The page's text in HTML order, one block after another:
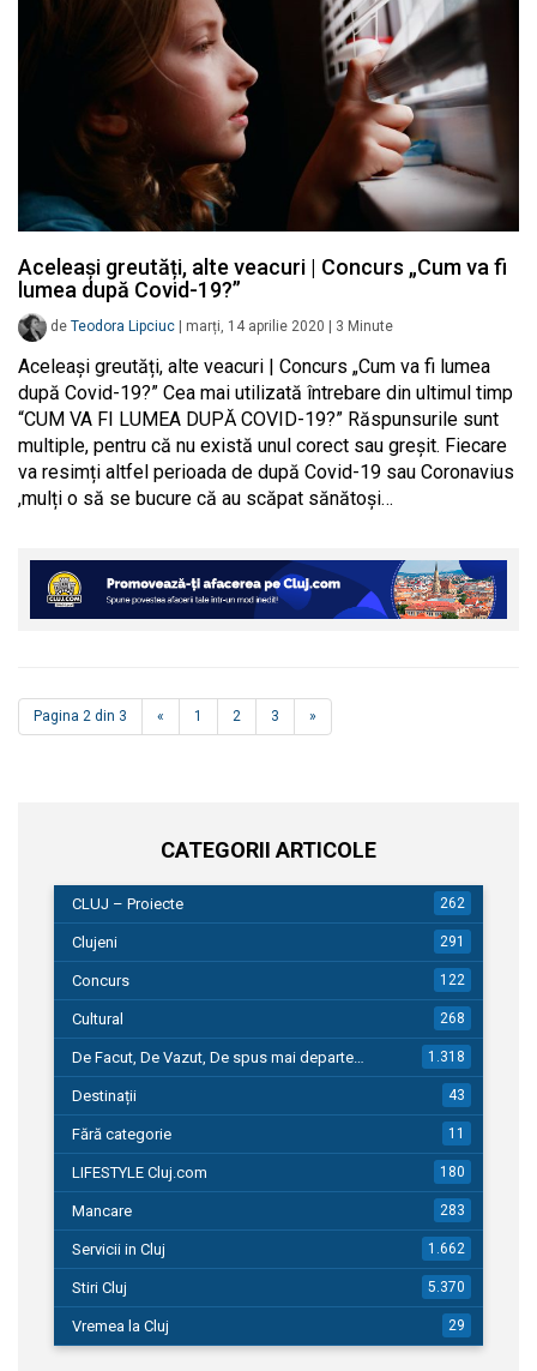
Aceleași greutăți, alte veacuri | Concurs „Cum va fi
lumea după Covid-19?”
de Teodora Lipciuc marți, 14 aprilie 2020 3 Minute
Aceleași greutăți, alte veacuri | Concurs „Cum va fi lumea
după Covid-19?” Cea mai utilizată întrebare din ultimul timp
“CUM VA FI LUMEA DUPĂ COVID-19?” Răspunsurile sunt
multiple, pentru că nu există unul corect sau greșit. Fiecare
va resimți altfel perioada de după Covid-19 sau Coronavius
,mulți o să se bucure că au scăpat sănătoși…
Pagina 2 din 3 « 1 2 3 »
CATEGORII ARTICOLE
CLUJ – Proiecte 262
Clujeni 291
Concurs 122
Cultural 268
De Facut, De Vazut, De spus mai departe… 1.318
Destinații 43
Fără categorie 11
LIFESTYLE Cluj.com 180
Mancare 283
Servicii in Cluj 1.662
Stiri Cluj 5.370
Vremea la Cluj 29